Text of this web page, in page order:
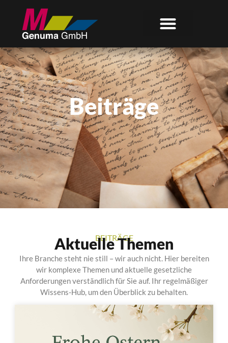
Beiträge
BEITRÄGE
Aktuelle Themen
Ihre Branche steht nie still – wir auch nicht. Hier bereiten
wir komplexe Themen und aktuelle gesetzliche
Anforderungen verständlich für Sie auf. Ihr regelmäßiger
Wissens-Hub, um den Überblick zu behalten.